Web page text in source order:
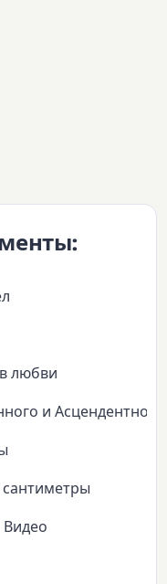
любви
и Асцендентного